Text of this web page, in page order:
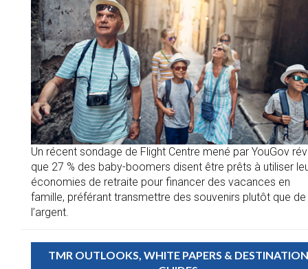
Un récent sondage de Flight Centre mené par YouGov
que 27 % des baby-boomers disent être prêts à utiliser
économies de retraite pour financer des vacances en
famille, préférant transmettre des souvenirs plutôt que de
l’argent.
TMR OUTLOOKS, WHITE PAPERS & DESTINATION